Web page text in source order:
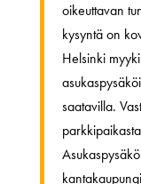
oikeuttavan
kysyntä on
Helsinki
saatavilla.